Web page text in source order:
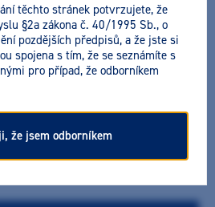
Piotr
těchto stránek potvrzujete, že
§2a zákona č. 40/1995 Sb., o
pozdějších předpisů, a že jste si
spojena s tím, že se seznámíte s
pro případ, že odborníkem
že jsem odborníkem